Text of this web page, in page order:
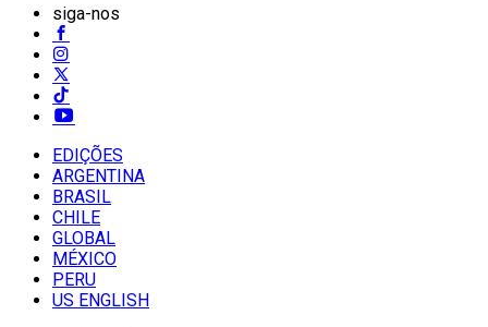
siga-nos
EDIÇÕES
ARGENTINA
BRASIL
CHILE
GLOBAL
MÉXICO
PERU
US ENGLISH